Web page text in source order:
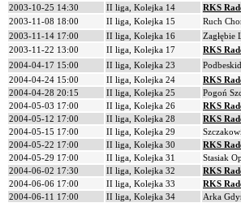
2003-10-25 14:30
II liga, Kolejka 14 RKS
2003-11-08 18:00
II liga, Kolejka 15 Ruch
2003-11-14 17:00
II liga, Kolejka 16 Zagłębie
2003-11-22 13:00
II liga, Kolejka 17 RKS
2004-04-17 15:00
II liga, Kolejka 23
2004-04-24 15:00
II liga, Kolejka 24 RKS
2004-04-28 20:15
II liga, Kolejka 25 Pogoń
2004-05-03 17:00
II liga, Kolejka 26 RKS
2004-05-12 17:00
II liga, Kolejka 28 RKS
2004-05-15 17:00
II liga, Kolejka 29
2004-05-22 17:00
II liga, Kolejka 30 RKS
2004-05-29 17:00
II liga, Kolejka 31 Stasiak
2004-06-02 17:30
II liga, Kolejka 32 RKS
2004-06-06 17:00
II liga, Kolejka 33 RKS
2004-06-11 17:00
II liga, Kolejka 34 Arka